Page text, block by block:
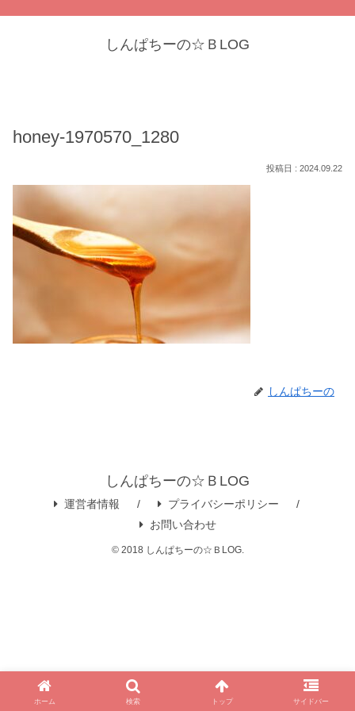
しんぱちーの☆ＢLOG
honey-1970570_1280
2024.09.22
しんぱちーの
しんぱちーの☆ＢLOG
運営者情報
プライバシーポリシー
お問い合わせ
© 2018 しんぱちーの☆ＢLOG.
ホーム 検索 トップ サイドバー